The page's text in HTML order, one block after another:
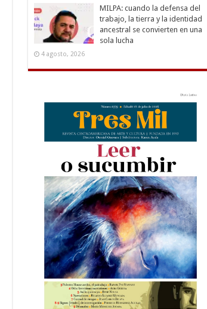
MILPA: cuando la defensa del
trabajo, la tierra y la identidad
ancestral se convierten en una
sola lucha
4 agosto, 2026